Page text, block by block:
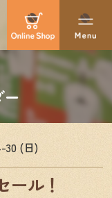
30 (日)
ール！